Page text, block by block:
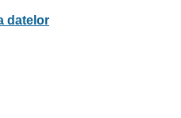
datelor